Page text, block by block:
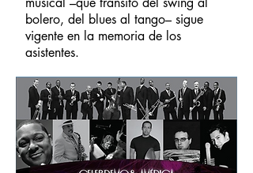
bolero, del blues al tango– sigue
vigente en la memoria de los
asistentes.